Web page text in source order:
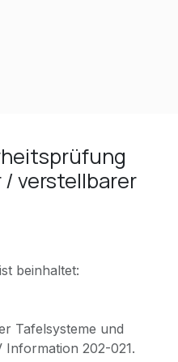
verstellbarer
beinhaltet:
Tafelsysteme und
Information 202-021.